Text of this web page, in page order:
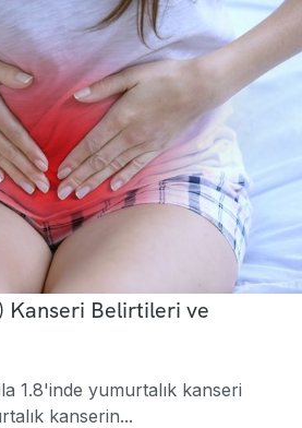
Kanseri Belirtileri ve
1.8'inde yumurtalık kanseri
kanserin...